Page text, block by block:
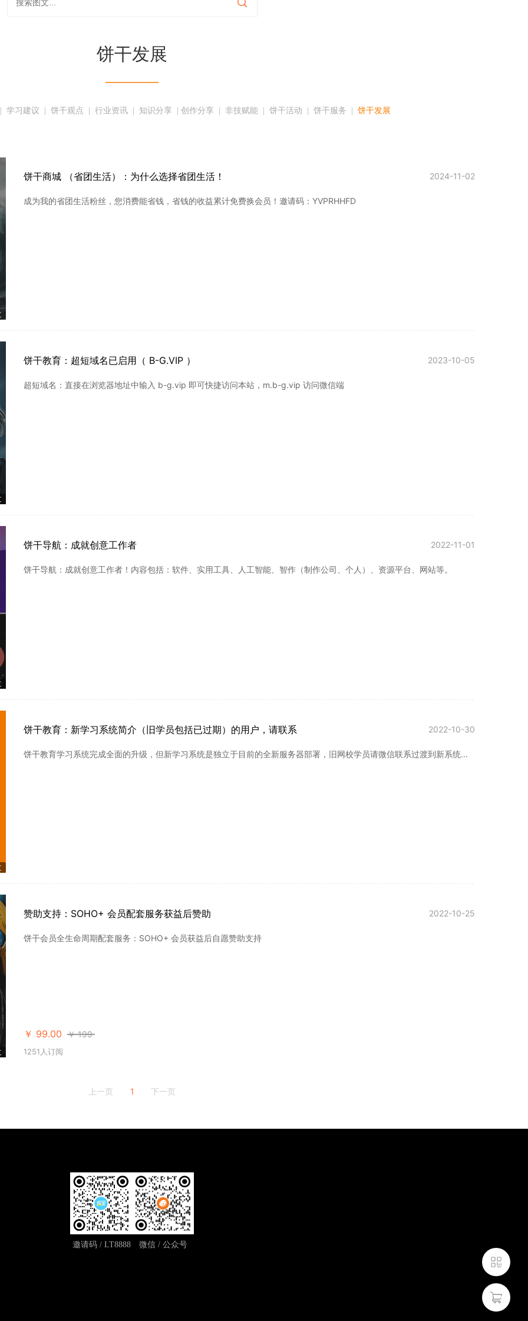
饼干发展
———
学习建议
  |
饼干观点
  |
行业资讯
  |
知识分享
  |
创作分享
  |
非技赋能
  |
饼干活动
  |
饼干服务
  |
饼干发展
饼干商城 （省团生活）：为什么选择省团生活！ 2024-11-02
成为我的省团生活粉丝，您消费能省钱，省钱的收益累计免费换会员！邀请码：YVPRHHFD
饼干教育：超短域名已启用（ B-G.VIP ） 2023-10-05
超短域名：直接在浏览器地址中输入 b-g.vip 即可快捷访问本站，m.b-g.vip 访问微信端
饼干导航：成就创意工作者 2022-11-01
饼干导航：成就创意工作者！内容包括：软件、实用工具、人工智能、智作（制作公司、个人）、资源平台、网站等。
饼干教育：新学习系统简介（旧学员包括已过期）的用户，请联系 2022-10-30
饼干教育学习系统完成全面的升级，但新学习系统是独立于目前的全新服务器部署，旧网校学员请微信联系过渡到新系统...
赞助支持：SOHO+ 会员配套服务获益后赞助 2022-10-25
饼干会员全生命周期配套服务：SOHO+ 会员获益后自愿赞助支持
￥ 99.00 ￥ 199
1251人订阅
上一页 1 下一页
邀请码 / LT8888 微信 / 公众号